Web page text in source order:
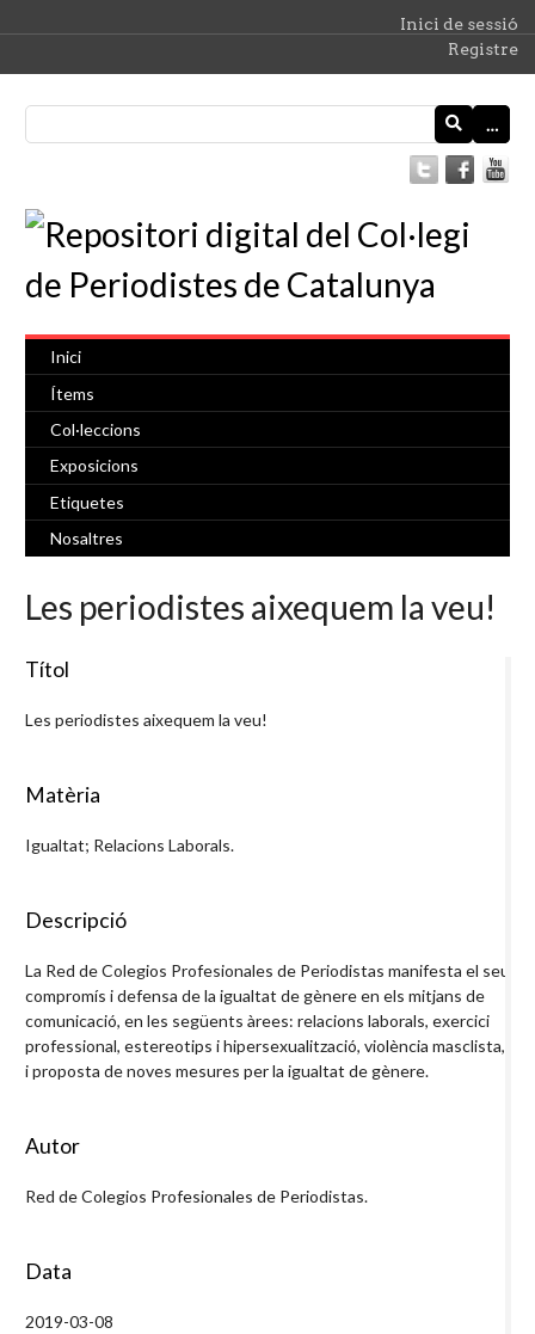
Inici de sessió
Registre
…
Inici
Ítems
Col·leccions
Exposicions
Etiquetes
Nosaltres
Les periodistes aixequem la veu!
Títol
Les periodistes aixequem la veu!
Matèria
Igualtat; Relacions Laborals.
Descripció
La Red de Colegios Profesionales de Periodistas manifesta el seu
compromís i defensa de la igualtat de gènere en els mitjans de
comunicació, en les següents àrees: relacions laborals, exercici
professional, estereotips i hipersexualització, violència masclista,
i proposta de noves mesures per la igualtat de gènere.
Autor
Red de Colegios Profesionales de Periodistas.
Data
2019-03-08